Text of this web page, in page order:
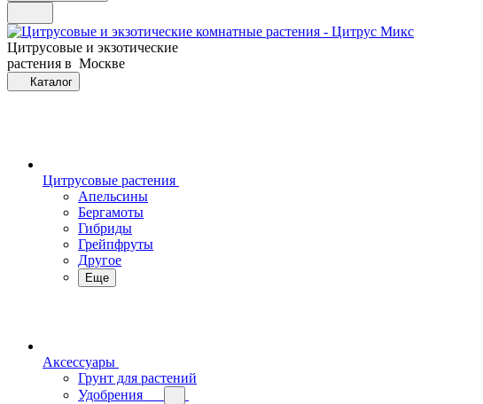
Цитрусовые и экзотические
растения в Москве
Каталог
Цитрусовые растения
Апельсины
Бергамоты
Гибриды
Грейпфруты
Другое
Еще
Аксессуары
Грунт для растений
Удобрения